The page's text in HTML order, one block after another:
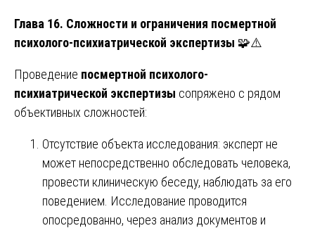
Глава 16. Сложности и ограничения посмертной
психолого-психиатрической экспертизы 🧩⚠️
Проведение посмертной психолого-
психиатрической экспертизы сопряжено с рядом
объективных сложностей:
Отсутствие объекта исследования: эксперт не
может непосредственно обследовать человека,
провести клиническую беседу, наблюдать за его
поведением. Исследование проводится
опосредованно, через анализ документов и